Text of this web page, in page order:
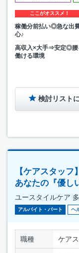
ここがオススメ！
稼働分前払い◎急な出
心♪
高収入×大手⇒安定◎腰
働ける環境
検討リスト
【ケアスタッ
あなたの『優し
ユースタイルケア 多
アルバイト・パート ヘ
職種 ケア